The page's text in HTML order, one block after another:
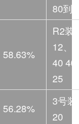
80到
58.63%
R2装
12、
40 40
25
56.28%
3号
20